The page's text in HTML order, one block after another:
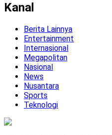
Kanal
Berita Lainnya
Entertainment
Internasional
Megapolitan
Nasional
News
Nusantara
Sports
Teknologi